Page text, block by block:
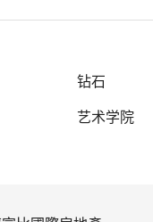
钻石
艺术学院